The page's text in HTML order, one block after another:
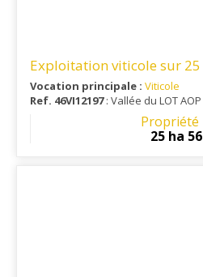
Exploitation viticole sur 25
Vocation principale : Viticole
Ref. 46VI12197: Vallée du LOT
Propriété
25 ha